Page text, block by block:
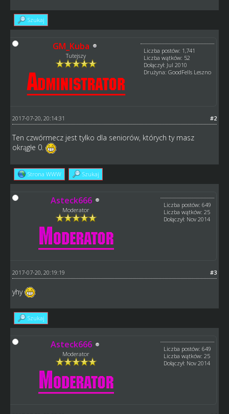
Szukaj
GM_Kuba
Tutejszy
Liczba postów: 1,741
Liczba wątków: 52
Dołączył: Jul 2010
Drużyna: GoodFells Leszno
#2
2017-07-20, 20:14:31
Ten czwórmecz jest tylko dla seniorów, których ty masz
okrągłe 0.
Strona WWW Szukaj
Asteck666
Moderator
Liczba postów: 649
Liczba wątków: 25
Dołączył: Nov 2014
#3
2017-07-20, 20:19:19
yhy
Szukaj
Asteck666
Moderator
Liczba postów: 649
Liczba wątków: 25
Dołączył: Nov 2014